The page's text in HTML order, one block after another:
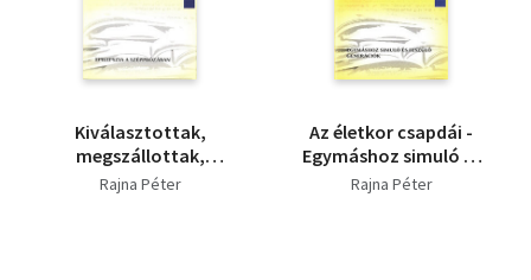
Kiválasztottak,
megszállottak,
nyavalyatöröttek
Rajna Péter
Az életkor csapdái -
Egymáshoz simuló és
feszülő generációk
Rajna Péter